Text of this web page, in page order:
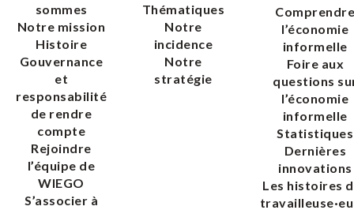
sommes
Notre mission
Histoire
Gouvernance
et
responsabilité
de rendre
compte
Rejoindre
l’équipe de
WIEGO
S’associer à
Thématiques
Notre
incidence
Notre
stratégie
l’économie
informelle
Foire aux
questions
l’économie
informelle
Statistiques
Dernières
innovations
Les histoires